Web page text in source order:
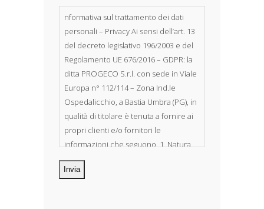
nformativa sul trattamento dei dati
personali – Privacy Ai sensi dell’art. 13
del decreto legislativo 196/2003 e del
Regolamento UE 676/2016 – GDPR: la
ditta PROGECO S.r.l. con sede in Viale
Europa n° 112/114 – Zona Ind.le
Ospedalicchio, a Bastia Umbra (PG), in
qualità di titolare è tenuta a fornire ai
propri clienti e/o fornitori le
informazioni che seguono. 1. Natura
dei dati personali Costituiscono
oggetto di trattamento i Suoi dati